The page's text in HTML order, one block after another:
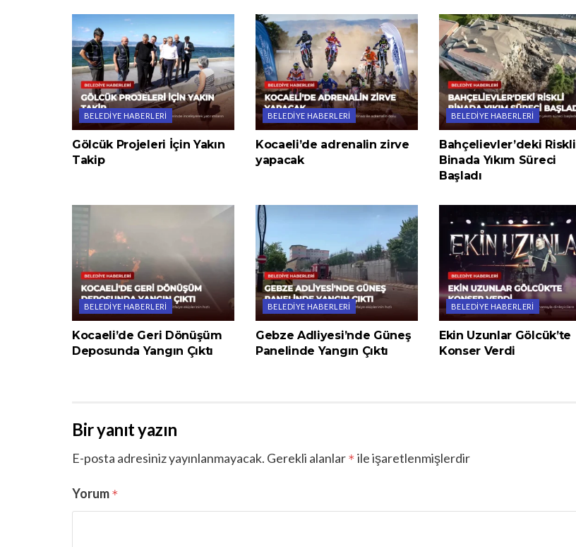
BELEDIYE HABERLERI
Gölcük Projeleri İçin Yakın
Takip
BELEDIYE HABERLERI
Kocaeli’de adrenalin zirve
yapacak
BELEDIYE HABERLERI
Bahçelievler’deki Riskli
Binada Yıkım Süreci
Başladı
BELEDIYE HABERLERI
Kocaeli’de Geri Dönüşüm
Deposunda Yangın Çıktı
BELEDIYE HABERLERI
Gebze Adliyesi’nde Güneş
Panelinde Yangın Çıktı
BELEDIYE HABERLERI
Ekin Uzunlar Gölcük’te
Konser Verdi
Bir yanıt yazın
E-posta adresiniz yayınlanmayacak. Gerekli alanlar * ile işaretlenmişlerdir
Yorum *